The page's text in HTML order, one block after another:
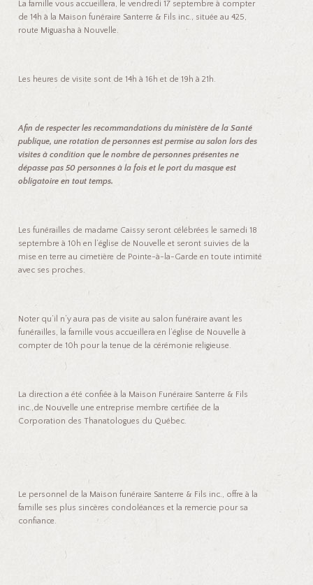
La famille vous accueillera, le vendredi 17 septembre à compter
de 14h à la Maison funéraire Santerre & Fils inc., située au 425,
route Miguasha à Nouvelle.
Les heures de visite sont de 14h à 16h et de 19h à 21h.
Afin de respecter les recommandations du ministère de la Santé
publique, une rotation de personnes est permise au salon lors des
visites à condition que le nombre de personnes présentes ne
dépasse pas 50 personnes à la fois et le port du masque est
obligatoire en tout temps.
Les funérailles de madame Caissy seront célébrées le samedi 18
septembre à 10h en l’église de Nouvelle et seront suivies de la
mise en terre au cimetière de Pointe-à-la-Garde en toute intimité
avec ses proches.
Noter qu’il n’y aura pas de visite au salon funéraire avant les
funérailles, la famille vous accueillera en l’église de Nouvelle à
compter de 10h pour la tenue de la cérémonie religieuse.
La direction a été confiée à la Maison Funéraire Santerre & Fils
inc.,de Nouvelle une entreprise membre certifiée de la
Corporation des Thanatologues du Québec.
Le personnel de la Maison funéraire Santerre & Fils inc., offre à la
famille ses plus sincères condoléances et la remercie pour sa
confiance.